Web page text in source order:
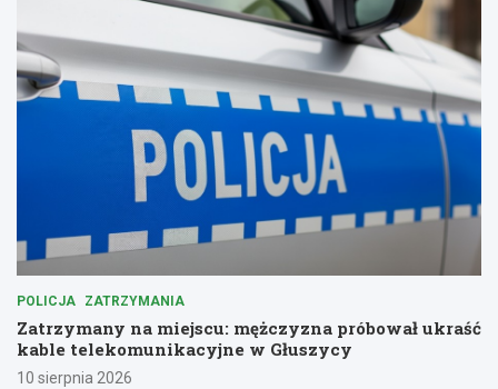
POLICJA ZATRZYMANIA
Zatrzymany na miejscu: mężczyzna próbował ukraść
kable telekomunikacyjne w Głuszycy
10 sierpnia 2026